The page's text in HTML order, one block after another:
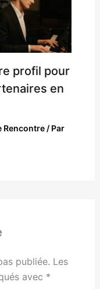
profil pour
en
Rencontre/ Par
publiée. Les
avec *